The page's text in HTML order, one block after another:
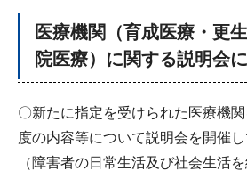
医療機関（育成医療・更
院医療）に関する説明会
〇新たに指定を受けられた医療機
度の内容等について説明会を開催し
（障害者の日常生活及び社会生活